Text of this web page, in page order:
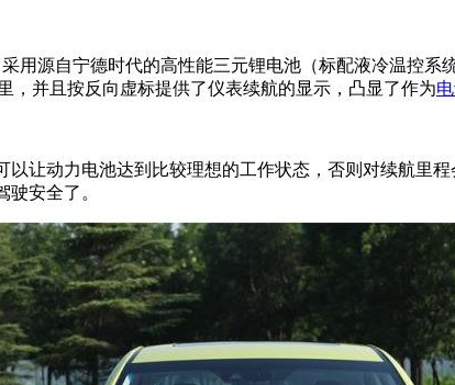
源自宁德时代的高性能三元锂电池（标配液冷温控系
，并且按反向虚标提供了仪表续航的显示，凸显了作为
动力电池达到比较理想的工作状态，否则对续航里
安全了。